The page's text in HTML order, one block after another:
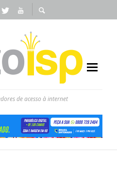
de acesso à internet